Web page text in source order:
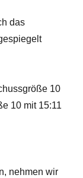
das
10
10 mit 15:11
nehmen wir